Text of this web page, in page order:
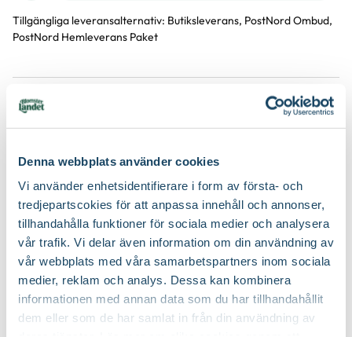
Denna webbplats använder cookies
Vi använder enhetsidentifierare i form av första- och
tredjepartscokies för att anpassa innehåll och annonser,
tillhandahålla funktioner för sociala medier och analysera
vår trafik. Vi delar även information om din användning av
vår webbplats med våra samarbetspartners inom sociala
medier, reklam och analys. Dessa kan kombinera
informationen med annan data som du har tillhandahållit
dem eller som de har samlat in från din användning av
Tillgängliga leveransalternativ: Butiksleverans, PostNord Ombud,
PostNord Hemleverans Paket
Produktinformation
Flätad korgkruka i konstrotting med plastad insida. Finns i flera
storlekar.
Produktspecifikation
Material Konstmaterial
Höjd 15,5 cm
Färg Grå
Du kanske också gillar